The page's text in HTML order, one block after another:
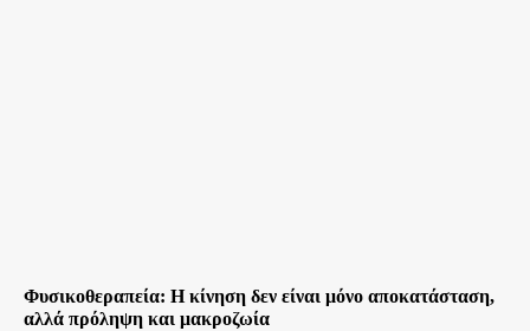
Φυσικοθεραπεία: Η κίνηση δεν είναι μόνο αποκατάσταση,
αλλά πρόληψη και μακροζωία